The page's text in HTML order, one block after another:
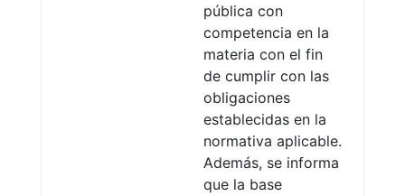
pública con
competencia en la
materia con el fin
de cumplir con las
obligaciones
establecidas en la
normativa aplicable.
Además, se informa
que la base